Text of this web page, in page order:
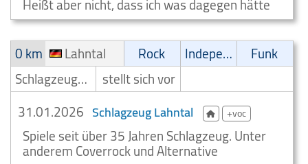
0 km
Lahntal Rock Independent
Funk
Schlagzeuger/Drummer
stellt sich vor
31.01.2026 Schlagzeug Lahntal +voc
Spiele seit über 35 Jahren Schlagzeug. Unter
anderem Coverrock und Alternative